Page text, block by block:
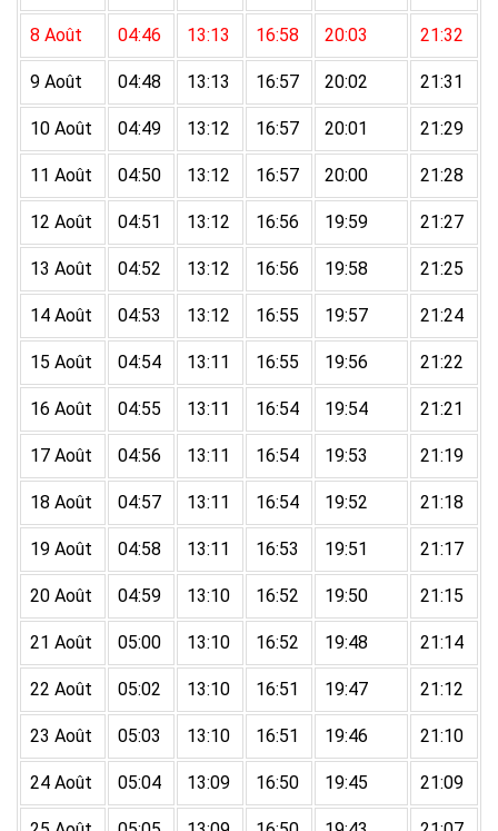
8 Août 04:46 13:13 16:58 20:03 21:32
9 Août 04:48 13:13 16:57 20:02 21:31
10 Août 04:49 13:12 16:57 20:01 21:29
11 Août 04:50 13:12 16:57 20:00 21:28
12 Août 04:51 13:12 16:56 19:59 21:27
13 Août 04:52 13:12 16:56 19:58 21:25
14 Août 04:53 13:12 16:55 19:57 21:24
15 Août 04:54 13:11 16:55 19:56 21:22
16 Août 04:55 13:11 16:54 19:54 21:21
17 Août 04:56 13:11 16:54 19:53 21:19
18 Août 04:57 13:11 16:54 19:52 21:18
19 Août 04:58 13:11 16:53 19:51 21:17
20 Août 04:59 13:10 16:52 19:50 21:15
21 Août 05:00 13:10 16:52 19:48 21:14
22 Août 05:02 13:10 16:51 19:47 21:12
23 Août 05:03 13:10 16:51 19:46 21:10
24 Août 05:04 13:09 16:50 19:45 21:09